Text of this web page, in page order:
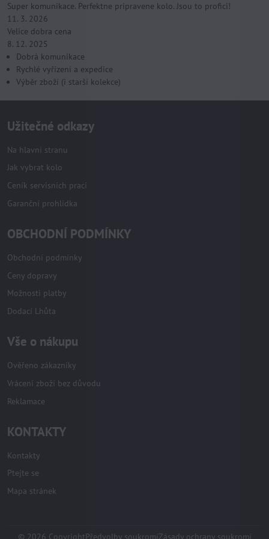
Super komunikace. Perfektne pripravene kolo. Jsou to profici!
11. 3. 2026
Velice dobra cena
8. 12. 2025
Dobrá komunikace
Rychlé vyřízení a expedice
Výběr zboží (i starší kolekce)
Užitečné odkazy
Na hlavní stranu
Jak vybrat kolo
Ceník servisních prací
Garanční prohlídka
OBCHODNÍ PODMÍNKY
Obchodní podmínky
Ceny dopravy
Možnosti platby
Dodací Lhůta
Vše o nákupu
Ověřeno zákazníky
Vrácení zboží bez důvodu
Reklamace
KONTAKTY
Kontakty
Ptejte se
Mapa stránek
© 2026 CopyrightPředvolby soukromíZásady ochrany soukromí